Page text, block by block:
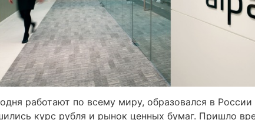
работают по всему миру, образовался в
курс рубля и рынок ценных бумаг. Пришло